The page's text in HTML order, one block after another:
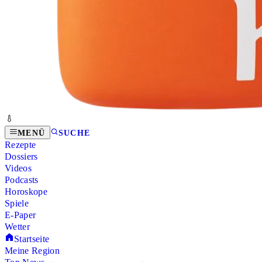
MENÜ SUCHE
Rezepte
Dossiers
Videos
Podcasts
Horoskope
Spiele
E-Paper
Wetter
Startseite
Meine Region